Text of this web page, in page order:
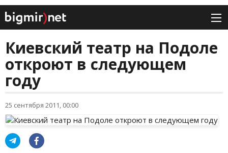
Киевский театр на Подоле
откроют в следующем
году
25 сентября 2011, 00:00